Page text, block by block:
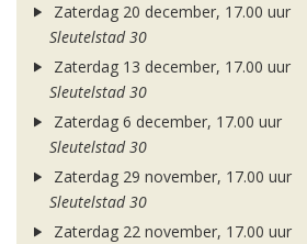
Zaterdag 20 december, 17.00 uur
Sleutelstad 30
Zaterdag 13 december, 17.00 uur
Sleutelstad 30
Zaterdag 6 december, 17.00 uur
Sleutelstad 30
Zaterdag 29 november, 17.00 uur
Sleutelstad 30
Zaterdag 22 november, 17.00 uur